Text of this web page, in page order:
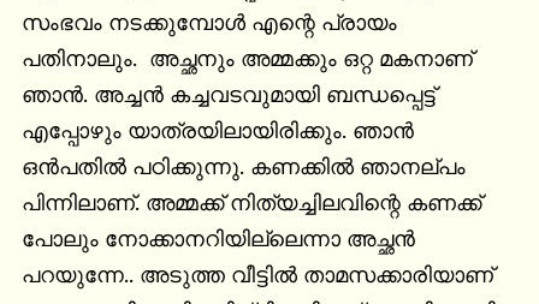
സംഭവം നടക്കുമ്പോൾ എന്റെ പ്രായം
പതിനാലും.  അച്ഛനും അമ്മക്കും ഒറ്റ മകനാണ്
ഞാൻ. അച്ചൻ കച്ചവടവുമായി ബന്ധപ്പെട്ട്
എപ്പോഴും യാത്രയിലായിരിക്കും. ഞാൻ
ഒൻപതിൽ പഠിക്കുന്നു. കണക്കിൽ ഞാനല്പം
പിന്നിലാണ്. അമ്മക്ക് നിത്യച്ചിലവിന്റെ കണക്ക്
പോലും നോക്കാനറിയില്ലെന്നാ അച്ഛൻ
പറയുന്നേ.. അടുത്ത വീട്ടിൽ താമസക്കാരിയാണ്